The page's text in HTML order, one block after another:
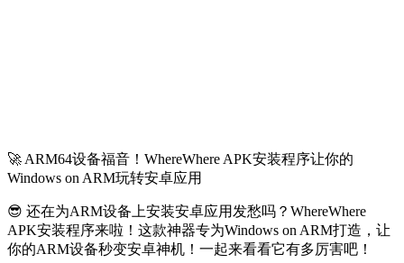
🚀 ARM64设备福音！WhereWhere APK安装程序让你的
Windows on ARM玩转安卓应用
😎 还在为ARM设备上安装安卓应用发愁吗？WhereWhere
APK安装程序来啦！这款神器专为Windows on ARM打造，让
你的ARM设备秒变安卓神机！一起来看看它有多厉害吧！